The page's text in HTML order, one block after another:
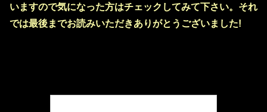
いますので気になった方はチェックしてみて下さい。それ
では最後までお読みいただきありがとうございました!